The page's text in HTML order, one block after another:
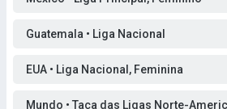
Guatemala • Liga Nacional
EUA • Liga Nacional, Feminina
Mundo • Taça das Ligas Norte-